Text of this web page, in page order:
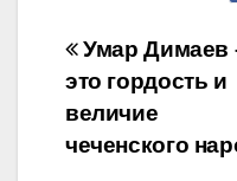
по
записям
Умар Димаев
это гордость и
величие
чеченского